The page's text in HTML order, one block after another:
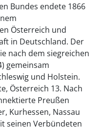
Bundes endete 1866
Österreich und
in Deutschland. Der
nach dem siegreichen
gemeinsam
und Holstein.
Österreich 13. Nach
Preußen
Kurhessen, Nassau
seinen Verbündeten